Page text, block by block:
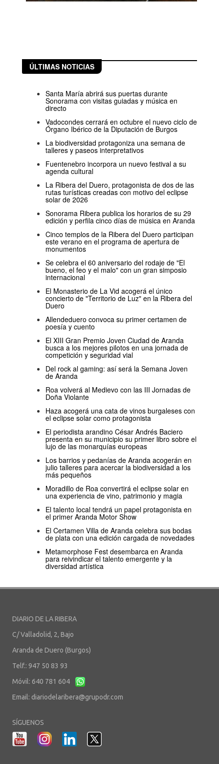
ÚLTIMAS NOTICIAS
Santa María abrirá sus puertas durante
Sonorama con visitas guiadas y música en
directo
Vadocondes cerrará en octubre el nuevo ciclo de
Órgano Ibérico de la Diputación de Burgos
La biodiversidad protagoniza una semana de
talleres y paseos interpretativos
Fuentenebro incorpora un nuevo festival a su
agenda cultural
La Ribera del Duero, protagonista de dos de las
rutas turísticas creadas con motivo del eclipse
solar de 2026
Sonorama Ribera publica los horarios de su 29
edición y perfila cinco días de música en Aranda
Cinco templos de la Ribera del Duero participan
este verano en el programa de apertura de
monumentos
Se celebra el 60 aniversario del rodaje de "El
bueno, el feo y el malo" con un gran simposio
internacional
El Monasterio de La Vid acogerá el único
concierto de "Territorio de Luz" en la Ribera del
Duero
Allendeduero convoca su primer certamen de
poesía y cuento
El XIII Gran Premio Joven Ciudad de Aranda
busca a los mejores pilotos en una jornada de
competición y seguridad vial
Del rock al gaming: así será la Semana Joven
de Aranda
Roa volverá al Medievo con las III Jornadas de
Doña Violante
Haza acogerá una cata de vinos burgaleses con
el eclipse solar como protagonista
El periodista arandino César Andrés Baciero
presenta en su municipio su primer libro sobre el
lujo de las monarquías europeas
Los barrios y pedanías de Aranda acogerán en
julio talleres para acercar la biodiversidad a los
más pequeños
Moradillo de Roa convertirá el eclipse solar en
una experiencia de vino, patrimonio y magia
El talento local tendrá un papel protagonista en
el primer Aranda Motor Show
El Certamen Villa de Aranda celebra sus bodas
de plata con una edición cargada de novedades
Metamorphose Fest desembarca en Aranda
para reivindicar el talento emergente y la
diversidad artística
DIARIO DE LA RIBERA
C/ Valladolid, 2, Bajo
Aranda de Duero (Burgos)
Telf.: 947 50 83 93
Móvil: 640 781 604
Email: diariodelaribera@grupodr.com
SÍGUENOS